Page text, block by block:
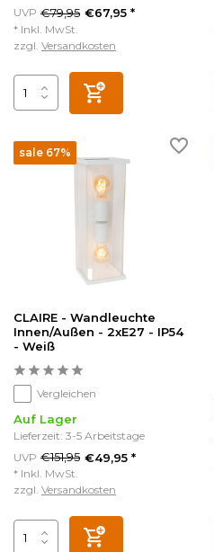
UVP €79,95 €67,95 *
* Inkl. MwSt.
zzgl. Versandkosten
sale 67%
CLAIRE - Wandleuchte
Innen/Außen - 2xE27 - IP54
- Weiß
Vergleichen
Auf Lager
Lieferzeit: 3-5 Arbeitstage
UVP €151,95 €49,95 *
* Inkl. MwSt.
zzgl. Versandkosten